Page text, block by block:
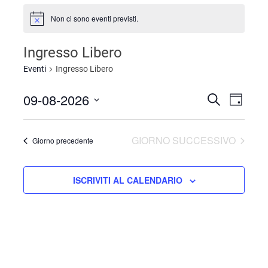
Non ci sono eventi previsti.
Ingresso Libero
Eventi Ingresso Libero
Eventi
Ricerca
e
viste
CERCA
Viste
GIORNO
09-08-2026
data.
Giorno precedente GIORNO SUCCESSIVO
ISCRIVITI AL CALENDARIO